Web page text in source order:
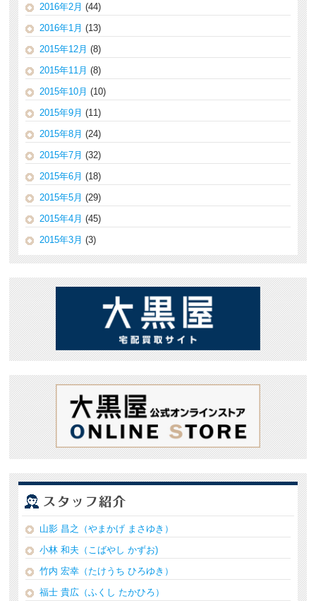
2016年2月 (44)
2016年1月 (13)
2015年12月 (8)
2015年11月 (8)
2015年10月 (10)
2015年9月 (11)
2015年8月 (24)
2015年7月 (32)
2015年6月 (18)
2015年5月 (29)
2015年4月 (45)
2015年3月 (3)
山影 昌之（やまかげ まさゆき）
小林 和夫（こばやし かずお)
竹内 宏幸（たけうち ひろゆき）
福士 貴広（ふくし たかひろ）